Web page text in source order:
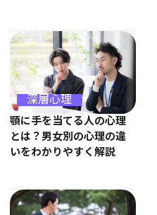
深層心理
顎に手を当てる人の心理
とは？男女別の心理の違
いをわかりやすく解説